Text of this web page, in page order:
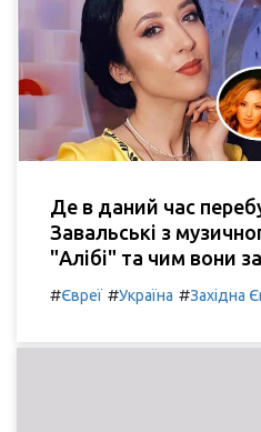
Де в даний час
Завальські з
"Алібі" та чим вони
#Євреї #Україна #Західна